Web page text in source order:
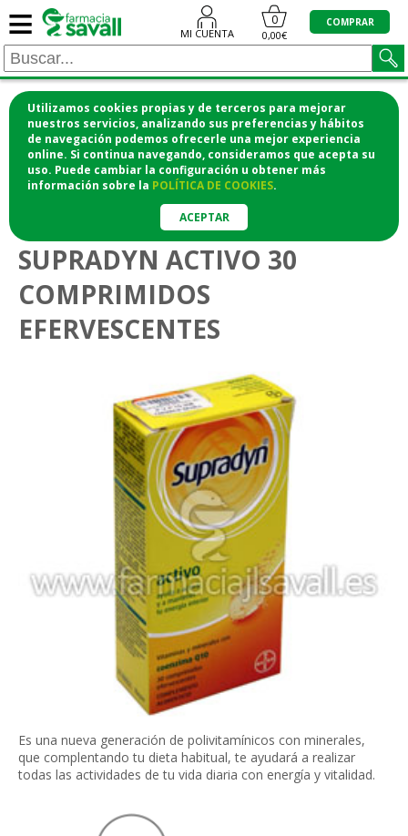
Utilizamos cookies propias y de terceros para mejorar
nuestros servicios, analizando sus preferencias y hábitos
de navegación podemos ofrecerle una mejor experiencia
online. Si continua navegando, consideramos que acepta su
uso. Puede cambiar la configuración u obtener más
información sobre la POLÍTICA DE COOKIES.
ACEPTAR
≡ MI CUENTA
0
0,00€
COMPRAR
¡COMPRA CÓMODAMENTE DESDE CASA Y RECOGE
EN LA FARMACIA!
o si lo prefieres te lo mandamos a casa
> Multivitamínicos
SUPRADYN ACTIVO 30
COMPRIMIDOS
EFERVESCENTES
Es una nueva generación de polivitamínicos con minerales,
que complentando tu dieta habitual, te ayudará a realizar
todas las actividades de tu vida diaria con energía y vitalidad.